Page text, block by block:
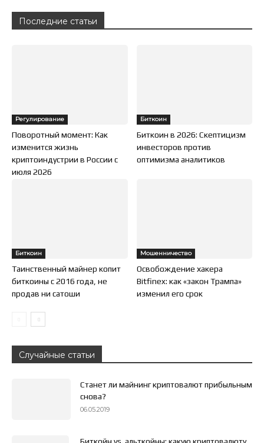
Последние статьи
Регулирование
Поворотный момент: Как
изменится жизнь
криптоиндустрии в России с
июля 2026
Биткоин
Биткоин в 2026: Скептицизм
инвесторов против
оптимизма аналитиков
Биткоин
Таинственный майнер копит
биткоины с 2016 года, не
продав ни сатоши
Мошенничество
Освобождение хакера
Bitfinex: как «закон Трампа»
изменил его срок
Случайные статьи
Станет ли майнинг криптовалют прибыльным
снова?
06.05.2019